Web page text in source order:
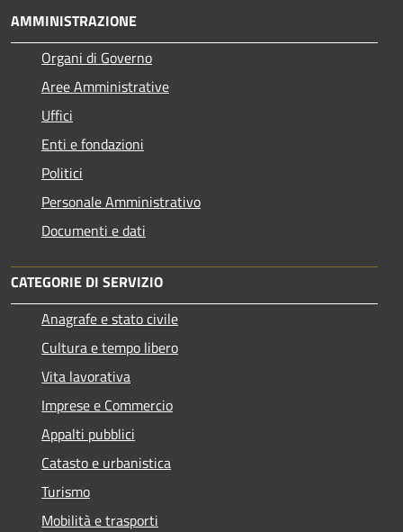
AMMINISTRAZIONE
Organi di Governo
Aree Amministrative
Uffici
Enti e fondazioni
Politici
Personale Amministrativo
Documenti e dati
CATEGORIE DI SERVIZIO
Anagrafe e stato civile
Cultura e tempo libero
Vita lavorativa
Imprese e Commercio
Appalti pubblici
Catasto e urbanistica
Turismo
Mobilità e trasporti